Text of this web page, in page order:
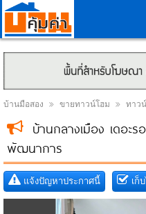
บ้านมือสอง ขายทาวน์โฮม ทาว
บ้านกลางเมือง เดอะ
พัฒนาการ
แจ้งปัญหาประกาศนี้ เก็